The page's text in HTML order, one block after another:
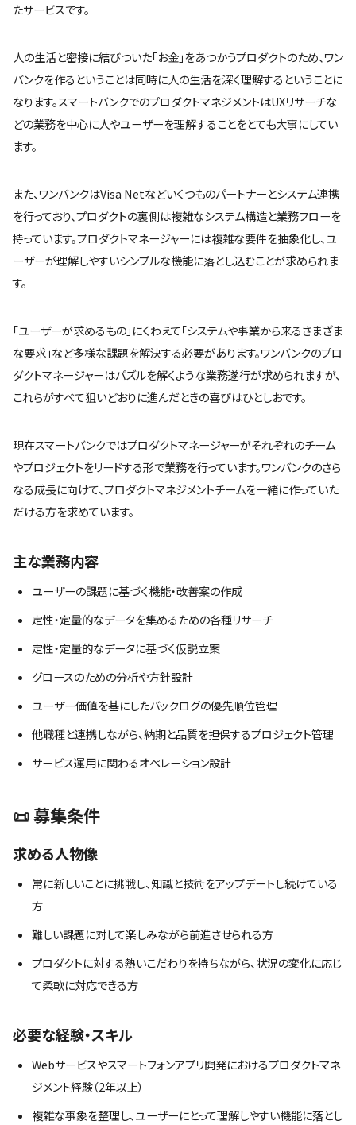
たサービスです。
人の生活と密接に結びついた「お金」をあつかうプロダクトのため、ワン
バンクを作るということは同時に人の生活を深く理解するということに
なります。スマートバンクでのプロダクトマネジメントはUXリサーチな
どの業務を中心に人やユーザーを理解することをとても大事にしてい
ます。
また、ワンバンクはVisa Netなどいくつものパートナーとシステム連携
を行っており、プロダクトの裏側は複雑なシステム構造と業務フローを
持っています。プロダクトマネージャーには複雑な要件を抽象化し、ユ
ーザーが理解しやすいシンプルな機能に落とし込むことが求められま
す。
「ユーザーが求めるもの」にくわえて「システムや事業から来るさまざま
な要求」など多様な課題を解決する必要があります。ワンバンクのプロ
ダクトマネージャーはパズルを解くような業務遂行が求められますが、
これらがすべて狙いどおりに進んだときの喜びはひとしおです。
現在スマートバンクではプロダクトマネージャーがそれぞれのチーム
やプロジェクトをリードする形で業務を行っています。ワンバンクのさら
なる成長に向けて、プロダクトマネジメントチームを一緒に作っていた
だける方を求めています。
主な業務内容
ユーザーの課題に基づく機能・改善案の作成
定性・定量的なデータを集めるための各種リサーチ
定性・定量的なデータに基づく仮説立案
グロースのための分析や方針設計
ユーザー価値を基にしたバックログの優先順位管理
他職種と連携しながら、納期と品質を担保するプロジェクト管理
サービス運用に関わるオペレーション設計
📜 募集条件
求める人物像
常に新しいことに挑戦し、知識と技術をアップデートし続けている
方
難しい課題に対して楽しみながら前進させられる方
プロダクトに対する熱いこだわりを持ちながら、状況の変化に応じ
て柔軟に対応できる方
必要な経験・スキル
Webサービスやスマートフォンアプリ開発におけるプロダクトマネ
ジメント経験（2年以上）
複雑な事象を整理し、ユーザーにとって理解しやすい機能に落とし